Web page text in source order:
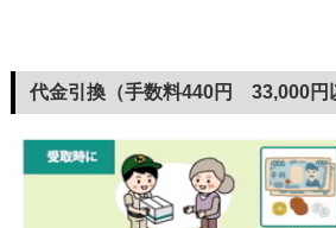
代金引換（手数料440円 33,000円